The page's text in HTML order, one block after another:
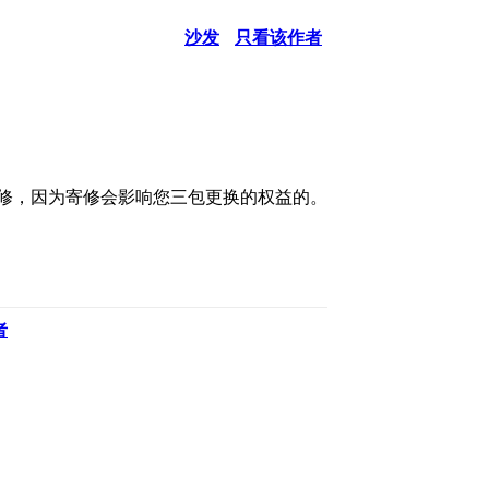
沙发 只看该作者
因为寄修会影响您三包更换的权益的。